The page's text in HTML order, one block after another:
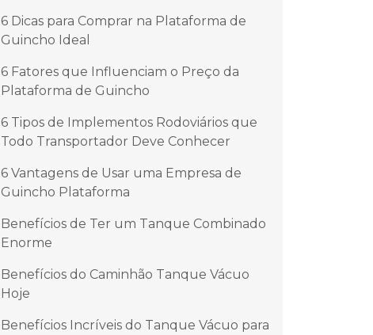
6 Dicas para Comprar na Plataforma de
Guincho Ideal
6 Fatores que Influenciam o Preço da
Plataforma de Guincho
6 Tipos de Implementos Rodoviários que
Todo Transportador Deve Conhecer
6 Vantagens de Usar uma Empresa de
Guincho Plataforma
Benefícios de Ter um Tanque Combinado
Enorme
Benefícios do Caminhão Tanque Vácuo
Hoje
Benefícios Incríveis do Tanque Vácuo para